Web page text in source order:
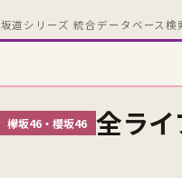
坂道シリーズ 統合データベース検
欅坂46・櫻坂46 全ラ